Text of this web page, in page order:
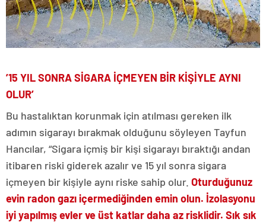
’15 YIL SONRA SİGARA İÇMEYEN BİR KİŞİYLE AYNI
OLUR’
Bu hastalıktan korunmak için atılması gereken ilk
adımın sigarayı bırakmak olduğunu söyleyen Tayfun
Hancılar, “Sigara içmiş bir kişi sigarayı bıraktığı andan
itibaren riski giderek azalır ve 15 yıl sonra sigara
içmeyen bir kişiyle aynı riske sahip olur. Oturduğunuz
evin radon gazı içermediğinden emin olun. İzolasyonu
iyi yapılmış evler ve üst katlar daha az risklidir. Sık sık